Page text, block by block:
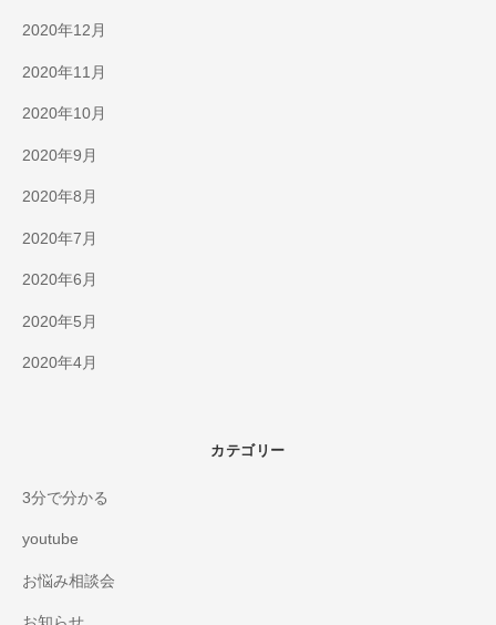
2020年12月
2020年11月
2020年10月
2020年9月
2020年8月
2020年7月
2020年6月
2020年5月
2020年4月
カテゴリー
3分で分かる
youtube
お悩み相談会